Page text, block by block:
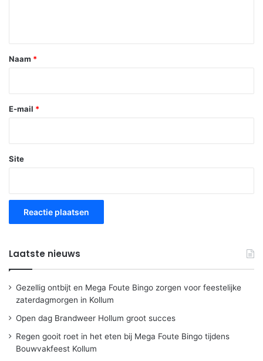
*
Naam *
E-mail *
Site
Laatste nieuws
Gezellig ontbijt en Mega Foute Bingo zorgen voor feestelijke
zaterdagmorgen in Kollum
Open dag Brandweer Hollum groot succes
Regen gooit roet in het eten bij Mega Foute Bingo tijdens
Bouwvakfeest Kollum